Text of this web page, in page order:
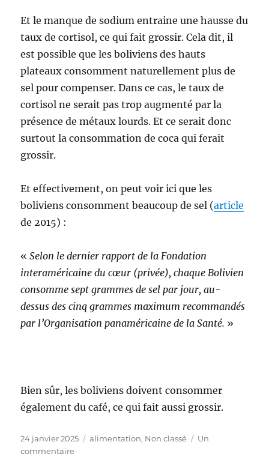
Et le manque de sodium entraine une hausse du
taux de cortisol, ce qui fait grossir. Cela dit, il
est possible que les boliviens des hauts
plateaux consomment naturellement plus de
sel pour compenser. Dans ce cas, le taux de
cortisol ne serait pas trop augmenté par la
présence de métaux lourds. Et ce serait donc
surtout la consommation de coca qui ferait
grossir.
Et effectivement, on peut voir ici que les
boliviens consomment beaucoup de sel (article
de 2015) :
«Selon le dernier rapport de la Fondation
interaméricaine du cœur (privée), chaque Bolivien
consomme sept grammes de sel par jour, au-
dessus des cinq grammes maximum recommandés
par l’Organisation panaméricaine de la Santé. »
Bien sûr, les boliviens doivent consommer
également du café, ce qui fait aussi grossir.
Publié
le
24 janvier 2025 Catégories
alimentation, Non classé
Un
commentaire